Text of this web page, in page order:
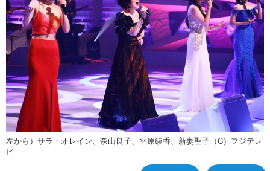
左から）サラ・オレイン、森山良子、平原綾香、新妻聖子（C）フジテレ
ビ